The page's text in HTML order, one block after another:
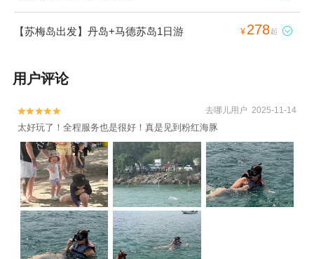
【苏梅岛出发】丹岛+马德苏岛1日游 ¥ 278起 
用户评论

 去哪儿用户 2025-11-14
太好玩了！全程服务也是很好！真是见到粉红海豚